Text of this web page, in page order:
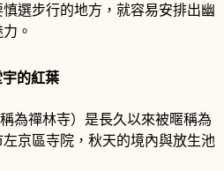
選步行的地方，就容易安排出幽
。
的紅葉
為禪林寺）是長久以來被暱稱為
左京區寺院，秋天的境內與放生池